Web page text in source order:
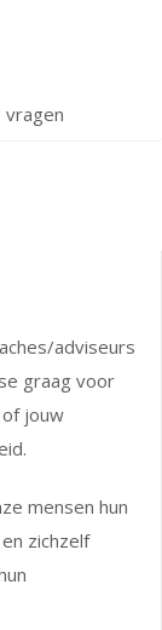
adviseurs
graag voor
jouw
mensen hun
zichzelf